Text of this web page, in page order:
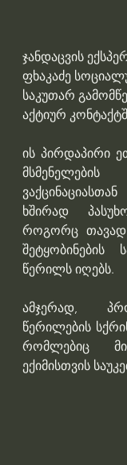
ჯანდაცვის
ფხაკაძე
საკუთარ
აქტიურ
ის პირდაპირი
ხშირად
როგორც თავად
შეტყობინების
წერილს იღებს.
ამჯერად,
წერილების
რომლებიც
ექიმისთვის